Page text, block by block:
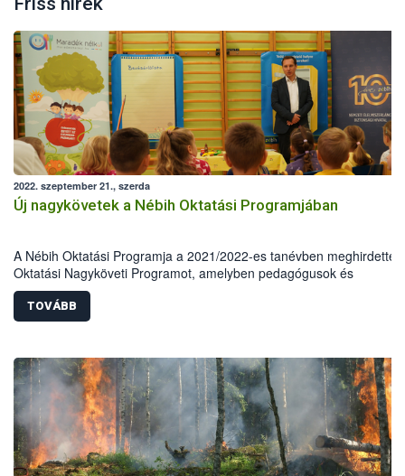
2022. szeptember 21., szerda
Új nagykövetek a Nébih Oktatási Programjában
A Nébih Oktatási Programja a 2021/2022-es tanévben meghirdette
Oktatási Nagyköveti Programot, amelyben pedagógusok és
természettudományos végzettségű szakemberek vehettek részt. A 3
legaktívabb résztvevőt mintegy félszáz jelentkező közül választották
Fodor Aliz, Miklós Andrea, valamint Pusztai-Pikó Boglárka összesen
kiérdemelték az Oktatási Nagyköveti címet.
TOVÁBB